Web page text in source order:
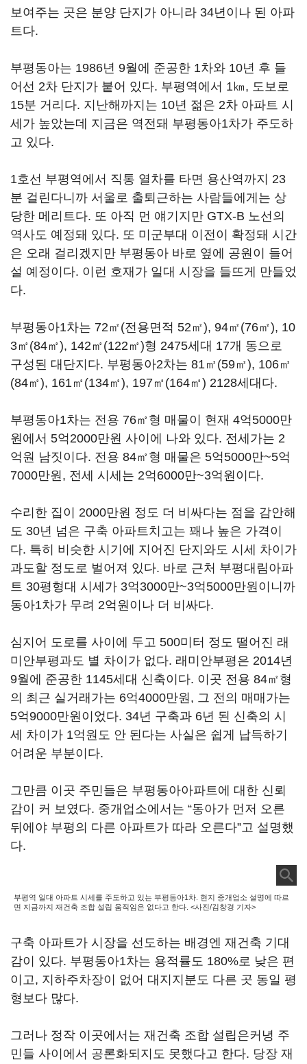
보여주는 곳은 분양 단지가 아니라 34년이나 된 아파
트다.
부평동아는 1986년 9월에 준공한 1차와 10년 후 들
어선 2차 단지가 붙어 있다. 부평역에서 1㎞, 도보로
15분 거리다. 지난해까지는 10년 젊은 2차 아파트 시
세가 높았는데 지금은 역전돼 부평동아1차가 주도하
고 있다.
1호선 부평역에서 직통 열차를 타면 용산역까지 23
분 걸린다니까 서울로 출퇴근하는 사람들에게는 상
당한 메리트다. 또 아직 먼 얘기지만 GTX-B 노선의
역사도 예정돼 있다. 또 미군부대 이전이 확정돼 시간
은 오래 걸리겠지만 부평동아 바로 옆에 공원이 들어
설 예정이다. 이런 호재가 일대 시장을 들뜨게 만들었
다.
부평동아1차는 72㎡(전용면적 52㎡), 94㎡(76㎡), 10
3㎡(84㎡), 142㎡(122㎡)형 2475세대 17개 동으로
구성된 대단지다. 부평동아2차는 81㎡(59㎡), 106㎡
(84㎡), 161㎡(134㎡), 197㎡(164㎡) 2128세대다.
부평동아1차는 전용 76㎡형 매물이 현재 4억5000만
원에서 5억2000만원 사이에 나와 있다. 전세가는 2
억원 남짓이다. 전용 84㎡형 매물은 5억5000만~5억
7000만원, 전세 시세는 2억6000만~3억원이다.
수리한 집이 2000만원 정도 더 비싸다는 점을 감안해
도 30년 넘은 구축 아파트치고는 꽤나 높은 가격이
다. 특히 비슷한 시기에 지어진 단지와도 시세 차이가
과도할 정도로 벌어져 있다. 바로 근처 부평대림아파
트 30평형대 시세가 3억3000만~3억5000만원이니까
동아1차가 무려 2억원이나 더 비싸다.
심지어 도로를 사이에 두고 500미터 정도 떨어진 래
미안부평과도 별 차이가 없다. 래미안부평은 2014년
9월에 준공한 1145세대 신축이다. 이곳 전용 84㎡형
의 최근 실거래가는 6억4000만원, 그 전의 매매가는
5억9000만원이었다. 34년 구축과 6년 된 신축의 시
세 차이가 1억원도 안 된다는 사실은 쉽게 납득하기
어려운 부분이다.
그만큼 이곳 주민들은 부평동아아파트에 대한 신뢰
감이 커 보였다. 중개업소에서는 “동아가 먼저 오른
뒤에야 부평의 다른 아파트가 따라 오른다”고 설명했
다.
부평역 일대 아파트 시세를 주도하고 있는 부평동아1차. 현지 중개업소 설명에 따르
면 지금까지 재건축 조합 설립 움직임은 없다고 한다. <사진/김창경 기자>
구축 아파트가 시장을 선도하는 배경엔 재건축 기대
감이 있다. 부평동아1차는 용적률도 180%로 낮은 편
이고, 지하주차장이 없어 대지지분도 다른 곳 동일 평
형보다 많다.
그러나 정작 이곳에서는 재건축 조합 설립은커녕 주
민들 사이에서 공론화되지도 못했다고 한다. 당장 재